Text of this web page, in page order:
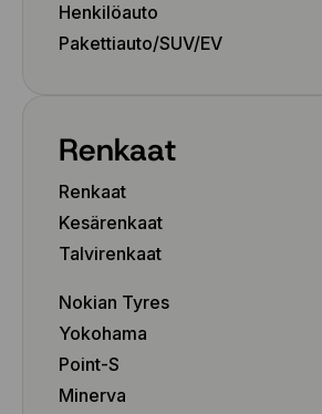
Henkilöauto
Pakettiauto/SUV/EV
Renkaat
Renkaat
Kesärenkaat
Talvirenkaat
Nokian Tyres
Yokohama
Point-S
Minerva